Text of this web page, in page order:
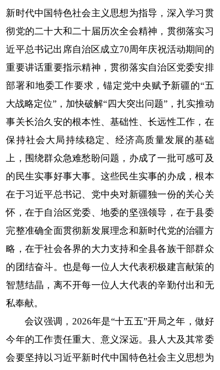
新时代中国特色社会主义思想为指导，深入学习贯
彻党的二十大和二十届历次全会精神，贯彻落实习
近平总书记出席自治区成立70周年庆祝活动期间的
重要讲话重要指示精神，贯彻落实自治区党委安排
部署和地委工作要求，锚定党中央赋予新疆的“五
大战略定位”，加快破解“四大突出问题”，扎实推动
事关长治久安的根本性、基础性、长远性工作，在
保持社会大局持续稳定、经济高质量发展的基础
上，围绕群众急难愁盼问题，办成了一批可感可及
的民生实事好事大事。这些民生实事的办成，根本
在于习近平总书记、党中央对新疆独一份的关心关
怀，在于自治区党委、地委的坚强领导，在于县委
完整准确全面贯彻新发展理念和新时代党的治疆方
略，在于社会各界的大力支持和全县各族干部群众
的团结奋斗。也是每一位人大代表积极建言献策的
智慧结晶，离不开每一位人大代表的辛勤付出和无
私奉献。
会议强调，2026年是“十五五”开局之年，做好
今年的工作责任重大、意义深远。县人大及其常委
会要坚持以习近平新时代中国特色社会主义思想为